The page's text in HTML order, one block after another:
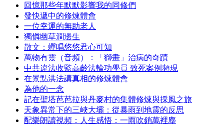
回憶那些年默默影響我的同修們
發快遞中的修煉體會
一位幸運的無助老人
獨憐幽草澗邊生
散文：蟬唱悠悠君心可知
萬物有靈（音頻）：「獅畫」治病的奇蹟
中共違法收監高齡法輪功學員 致死案例頻現
在景點洪法講真相的修煉體會
為他的一念
記在聖塔芭芭拉與丹麥村的集體修煉與採風之旅
天象異常下的三峽大壩：從暴雨到地震的反思
配樂朗讀視頻：人生感悟：一雨吹銷萬裡塵